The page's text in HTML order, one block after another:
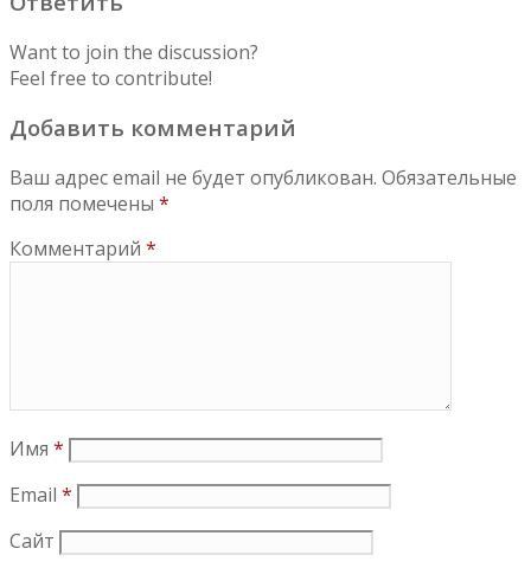
Want to join the discussion?
Feel free to contribute!
Добавить комментарий
Ваш адрес email не будет опубликован. Обязательные
поля помечены *
Комментарий *
Имя *
Email *
Сайт